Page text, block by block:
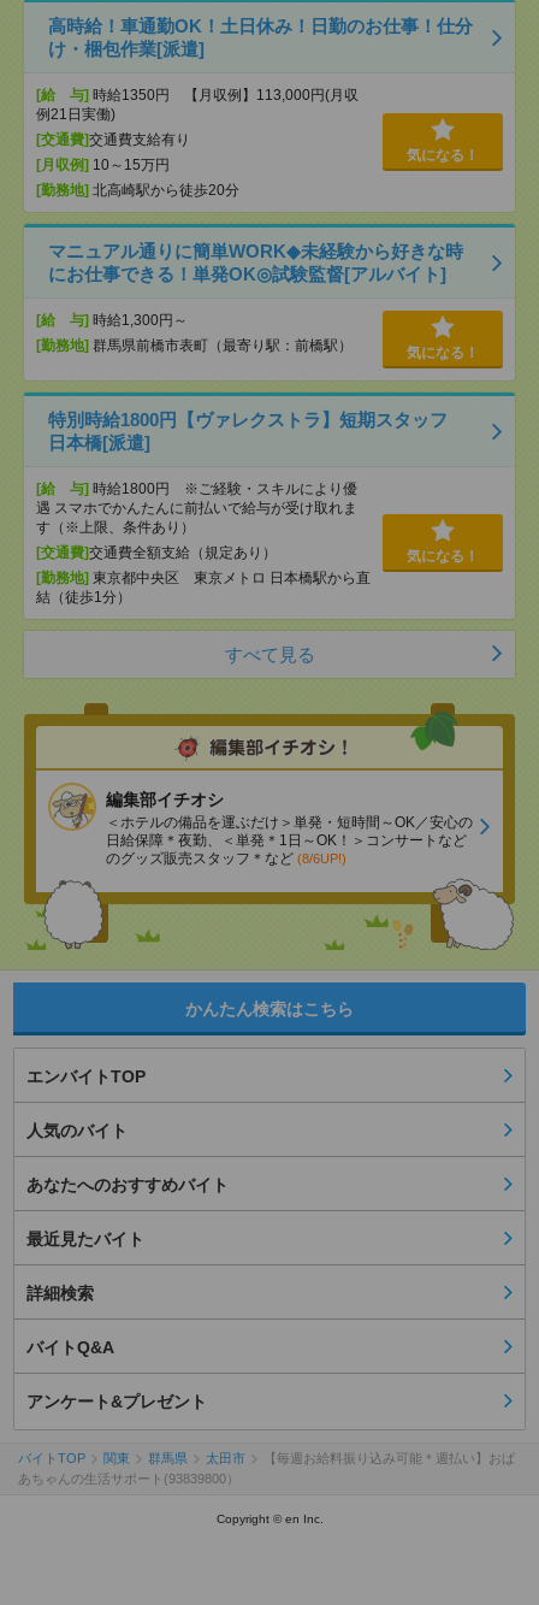
高時給！車通勤OK！土日休み！日勤のお仕事！仕分
け・梱包作業[派遣]
[給 与] 時給1350円 【月収例】113,000円(月収
例21日実働)
[交通費]交通費支給有り
[月収例] 10～15万円
[勤務地] 北高崎駅から徒歩20分
気になる！
マニュアル通りに簡単WORK◆未経験から好きな時
にお仕事できる！単発OK◎試験監督[アルバイト]
[給 与] 時給1,300円～
[勤務地] 群馬県前橋市表町（最寄り駅：前橋駅） 気になる！
特別時給1800円【ヴァレクストラ】短期スタッフ
日本橋[派遣]
[給 与] 時給1800円 ※ご経験・スキルにより優
遇 スマホでかんたんに前払いで給与が受け取れま
す（※上限、条件あり）
[交通費]交通費全額支給（規定あり）
[勤務地] 東京都中央区 東京メトロ 日本橋駅から直
結（徒歩1分）
気になる！
すべて見る
編集部イチオシ
＜ホテルの備品を運ぶだけ＞単発・短時間～OK／安心の
日給保障＊夜勤、＜単発＊1日～OK！＞コンサートなど
のグッズ販売スタッフ＊など (8/6UP!)
かんたん検索はこちら
エンバイトTOP
人気のバイト
あなたへのおすすめバイト
最近見たバイト
詳細検索
バイトQ&A
アンケート&プレゼント
バイトTOP 関東 群馬県 太田市
【毎週お給料振り込み可能＊週払い】おば
あちゃんの生活サポート(93839800）
Copyright © en Inc.